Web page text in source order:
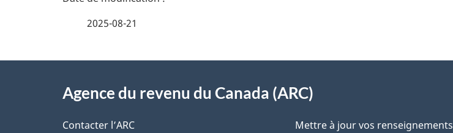
l
s
d
v
o
2025-08-21
proposAgence du revenu du Canada (ARC)
Contacter l’ARC Mettre à jour vos renseignements